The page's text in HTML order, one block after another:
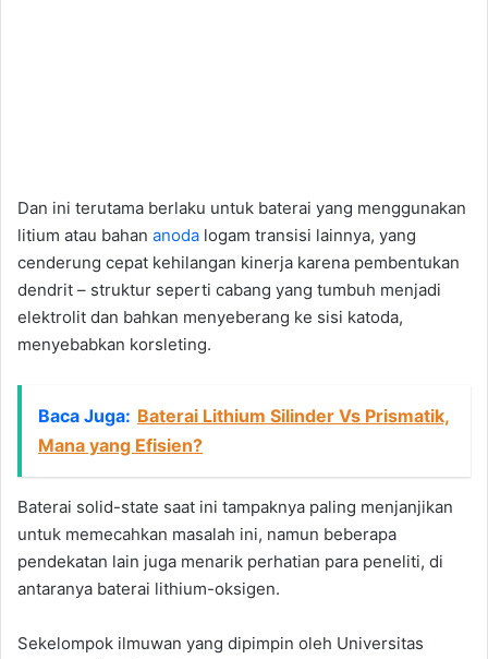
Dan ini terutama berlaku untuk baterai yang menggunakan
litium atau bahan anoda logam transisi lainnya, yang
cenderung cepat kehilangan kinerja karena pembentukan
dendrit – struktur seperti cabang yang tumbuh menjadi
elektrolit dan bahkan menyeberang ke sisi katoda,
menyebabkan korsleting.
Baca Juga: Baterai Lithium Silinder Vs Prismatik,
Mana yang Efisien?
Baterai solid-state saat ini tampaknya paling menjanjikan
untuk memecahkan masalah ini, namun beberapa
pendekatan lain juga menarik perhatian para peneliti, di
antaranya baterai lithium-oksigen.
Sekelompok ilmuwan yang dipimpin oleh Universitas